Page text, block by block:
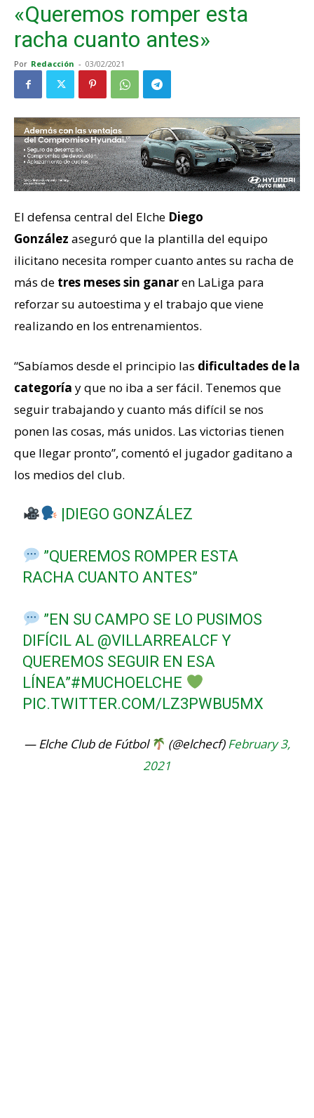
«Queremos romper esta
racha cuanto antes»
Por Redacción - 03/02/2021
El defensa central del Elche Diego
González aseguró que la plantilla del equipo
ilicitano necesita romper cuanto antes su racha de
más de tres meses sin ganaren LaLiga para
reforzar su autoestima y el trabajo que viene
realizando en los entrenamientos.
“Sabíamos desde el principio las dificultades de la
categoría y que no iba a ser fácil. Tenemos que
seguir trabajando y cuanto más difícil se nos
ponen las cosas, más unidos. Las victorias tienen
que llegar pronto”, comentó el jugador gaditano a
los medios del club.
|DIEGO GONZÁLEZ
”QUEREMOS ROMPER ESTA
RACHA CUANTO ANTES”
”EN SU CAMPO SE LO PUSIMOS
DIFÍCIL AL @VILLARREALCF Y
QUEREMOS SEGUIR EN ESA
LÍNEA”#MUCHOELCHE
PIC.TWITTER.COM/LZ3PWBU5MX
— Elche Club de Fútbol (@elchecf)February 3,
2021